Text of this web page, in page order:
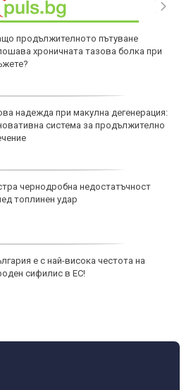
продължителното пътуване
хроничната тазова болка при
надежда при макулна дегенерация:
система за продължително
чернодробна недостатъчност
топлинен удар
е с най-висока честота на
сифилис в ЕС!